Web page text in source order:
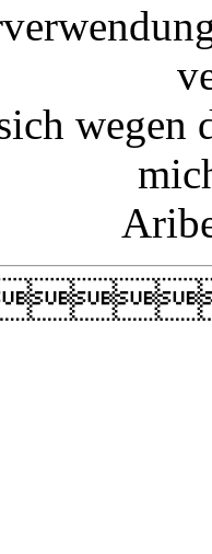
wegen